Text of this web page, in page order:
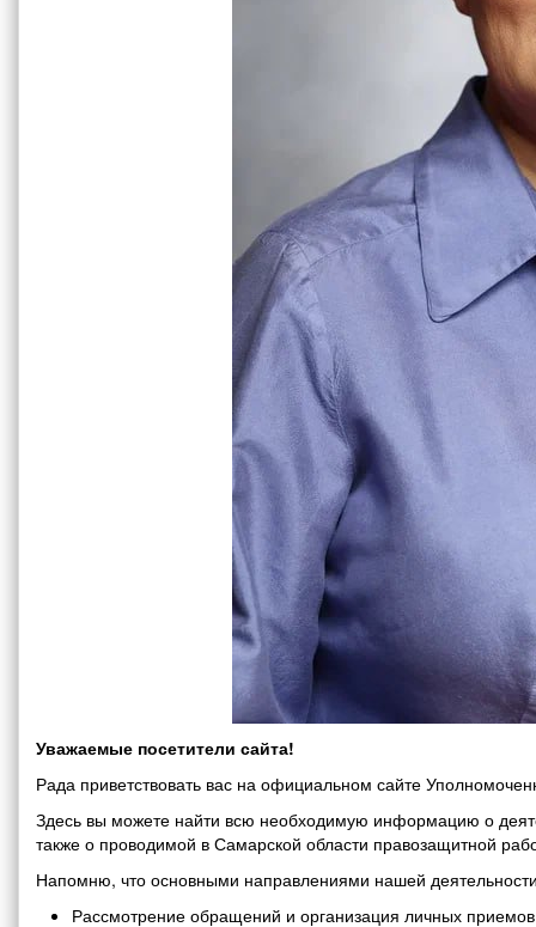
Уважаемые посетители сайта!
Рада приветствовать вас на официальном сайте
Здесь вы можете найти всю необходимую информацию о
также о проводимой в Самарской области правозащитной
Напомню, что основными направлениями нашей
Рассмотрение обращений и организация личных